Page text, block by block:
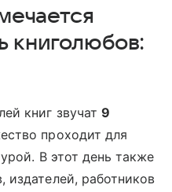
книголюбов:
книг звучат 9
проходит для
В этот день также
издателей, работников